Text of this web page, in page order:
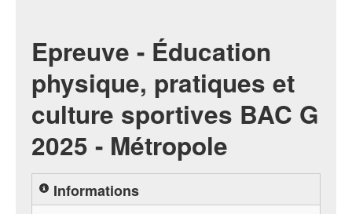
Epreuve - Éducation
physique, pratiques et
culture sportives BAC G
2025 - Métropole
Informations